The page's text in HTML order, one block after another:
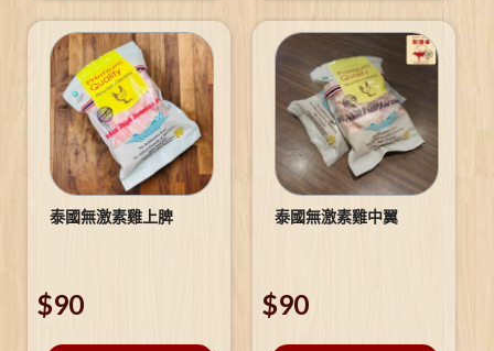
泰國無激素雞上脾
$90
泰國無激素雞中翼
$90